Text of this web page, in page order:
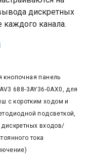
дискретных
каждого канала.
кнопочная панель
688-3AY36-0AX0, для
с коротким ходом и
подсветкой,
входов/
тока